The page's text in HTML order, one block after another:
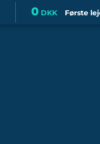
Første
0DKK